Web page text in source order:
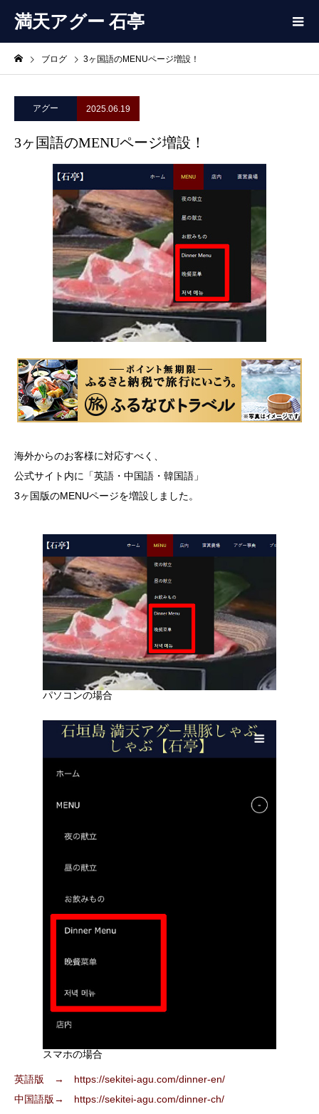
満天アグー 石亭
ブログ 3ヶ国語のMENUページ増設！
アグー 2025.06.19
3ヶ国語のMENUページ増設！
海外からのお客様に対応すべく、
公式サイト内に「英語・中国語・韓国語」
3ヶ国版のMENUページを増設しました。
パソコンの場合
スマホの場合
英語版 → https://sekitei-agu.com/dinner-en/
中国語版→ https://sekitei-agu.com/dinner-ch/